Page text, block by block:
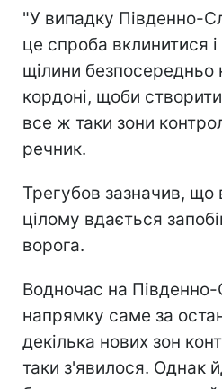
"У випадку Південно-
це спроба вклинитися і
щілини безпосередньо
кордоні, щоби
все ж таки зони
речник.
Трегубов зазначив, що
цілому вдається
ворога.
Водночас на
напрямку саме за
декілька нових зон
таки з'явилося. Однак